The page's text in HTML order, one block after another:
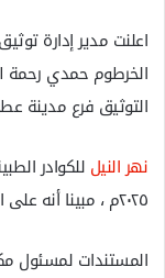
اعلنت مدير إدارة
الخرطوم حمدي رحمة
التوثيق فرع مدينة
نهر النيل للكوادر
٢٠٢٥م ، مبينا أنه على المتقدمين تسليم صور من
المستندات لمسئول